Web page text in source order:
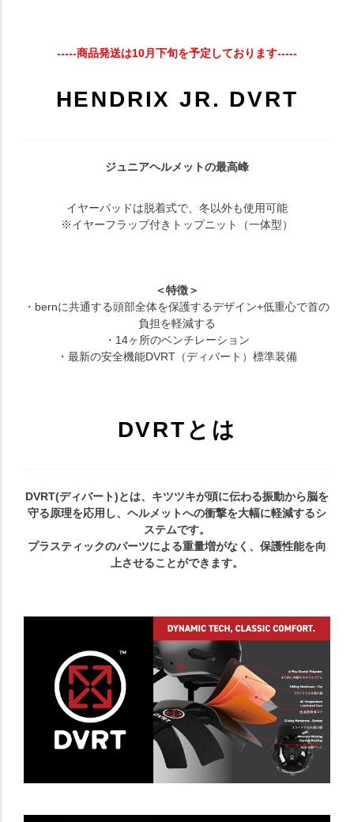
-----商品発送は10月下旬を予定しております-----
HENDRIX JR. DVRT
ジュニアヘルメットの最高峰
イヤーパッドは脱着式で、冬以外も使用可能
※イヤーフラップ付きトップニット（一体型）
＜特徴＞
・bernに共通する頭部全体を保護するデザイン+低重心で首の
負担を軽減する
・14ヶ所のベンチレーション
・最新の安全機能DVRT（ディバート）標準装備
DVRTとは
DVRT(ディバート)とは、キツツキが頭に伝わる振動から脳を
守る原理を応用し、ヘルメットへの衝撃を大幅に軽減するシ
ステムです。
プラスティックのパーツによる重量増がなく、保護性能を向
上させることができます。